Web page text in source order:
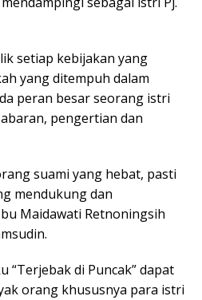
setiap kebijakan yang
yang ditempuh dalam
peran besar seorang istri
pengertian dan
suami yang hebat, pasti
mendukung dan
Maidawati Retnoningsih
“Terjebak di Puncak” dapat
orang khususnya para istri